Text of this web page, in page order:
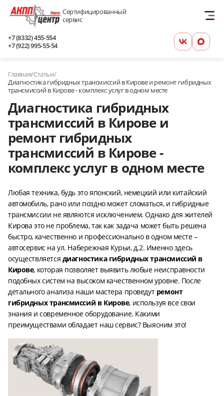
Сертифицированный
сервис
+7 (8332) 455-554
+7 (922) 995-55-54
Главная/Статьи/
Диагностика гибридных трансмиссий в Кирове и ремонт гибридных
трансмиссий в Кирове - комплекс услуг в одном месте
Диагностика гибридных
трансмиссий в Кирове и
ремонт гибридных
трансмиссий в Кирове -
комплекс услуг в одном месте
Любая техника, будь это японский, немецкий или китайский
автомобиль, рано или поздно может сломаться, и гибридные
трансмиссии не являются исключением. Однако для жителей
Кирова это не проблема, так как задача может быть решена
быстро, качественно и профессионально в одном месте –
автосервис на ул. Набережная Курьи, д.2. Именно здесь
осуществляется диагностика гибридных трансмиссий в
Кирове, которая позволяет выявить любые неисправности
подобных систем на высоком качественном уровне. После
детального анализа наши мастера проведут ремонт
гибридных трансмиссий в Кирове, используя все свои
знания и современное оборудование. Какими
преимуществами обладает наш сервис? Выясним это!